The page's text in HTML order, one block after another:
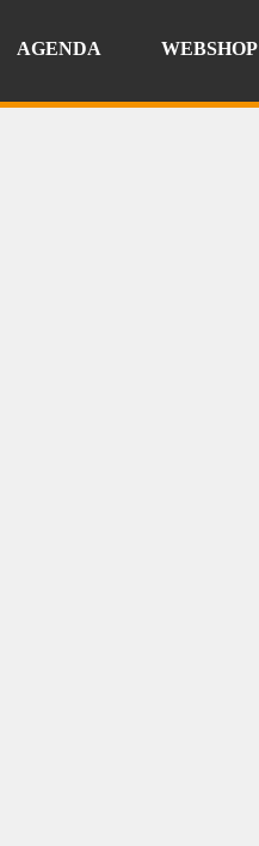
AGENDA WEBSHOP